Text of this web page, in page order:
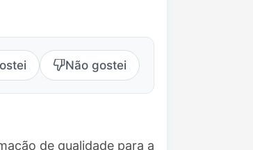
Não gostei
de qualidade para a